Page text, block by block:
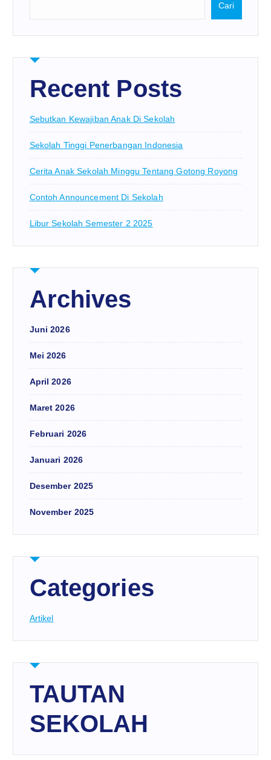
Cari
Recent Posts
Sebutkan Kewajiban Anak Di Sekolah
Sekolah Tinggi Penerbangan Indonesia
Cerita Anak Sekolah Minggu Tentang Gotong Royong
Contoh Announcement Di Sekolah
Libur Sekolah Semester 2 2025
Archives
Juni 2026
Mei 2026
April 2026
Maret 2026
Februari 2026
Januari 2026
Desember 2025
November 2025
Categories
Artikel
TAUTAN
SEKOLAH